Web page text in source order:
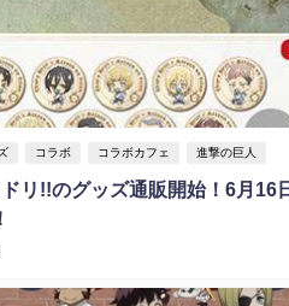
コラボ コラボカフェ 進撃の巨人
リ!!のグッズ通販開始！6月16